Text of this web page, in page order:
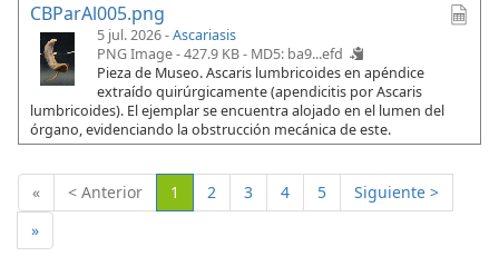
CBParAl005.png
5 jul. 2026 -Ascariasis
PNG Image - 427.9 KB - MD5: ba9...efd
Pieza de Museo. Ascaris lumbricoides en apéndice
extraído quirúrgicamente (apendicitis por Ascaris
lumbricoides). El ejemplar se encuentra alojado en el lumen del
órgano, evidenciando la obstrucción mecánica de este.
« < Anterior 1 (Actual)
2 3 4 5
Siguiente >
»